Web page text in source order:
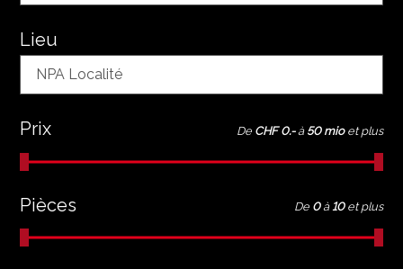
Lieu
NPA Localité
Prix De CHF 0.- à 50 mio et plus
Pièces De 0 à 10 et plus